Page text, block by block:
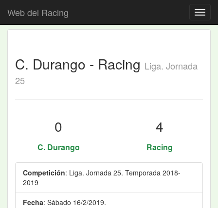
Web del Racing
C. Durango - Racing Liga. Jornada
25
0 4
C. Durango Racing
Competición: Liga. Jornada 25. Temporada 2018-
2019
Fecha: Sábado 16/2/2019.